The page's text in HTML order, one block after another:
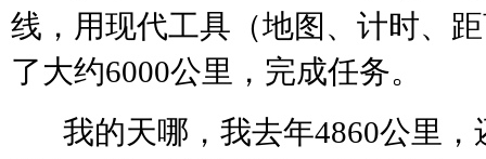
线，用现代工具（地图、计时、
了大约6000公里，完成任务。
我的天哪，我去年4860公里，